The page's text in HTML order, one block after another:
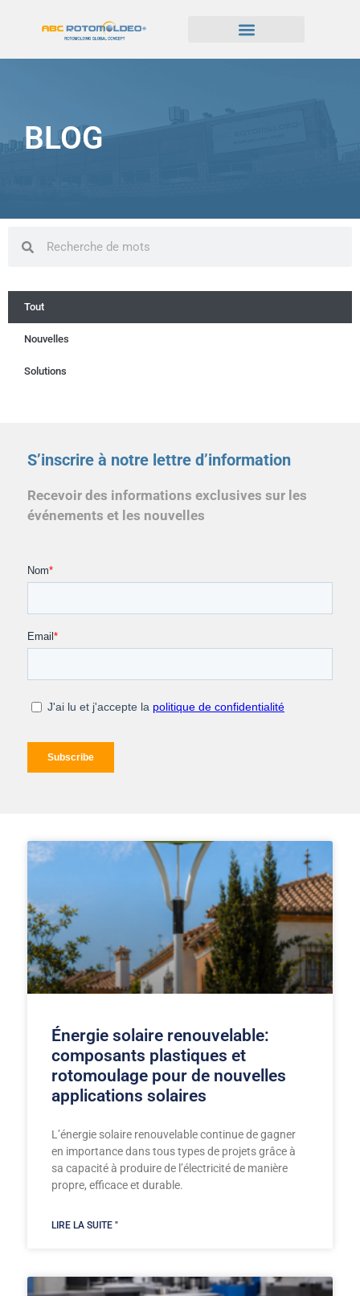
BLOG
Tout
Nouvelles
Solutions
S’inscrire à notre lettre d’information
Recevoir des informations exclusives sur les
événements et les nouvelles
Énergie solaire renouvelable:
composants plastiques et
rotomoulage pour de nouvelles
applications solaires
L’énergie solaire renouvelable continue de gagner
en importance dans tous types de projets grâce à
sa capacité à produire de l’électricité de manière
propre, efficace et durable.
LIRE LA SUITE "